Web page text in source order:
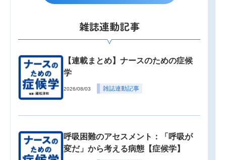
雑誌連動記事
【連載まとめ】ナースのための症候
学
2026/08/03 雑誌連動記事
呼吸困難のアセスメント：「呼吸が
変だ」から考える病態【症候学】